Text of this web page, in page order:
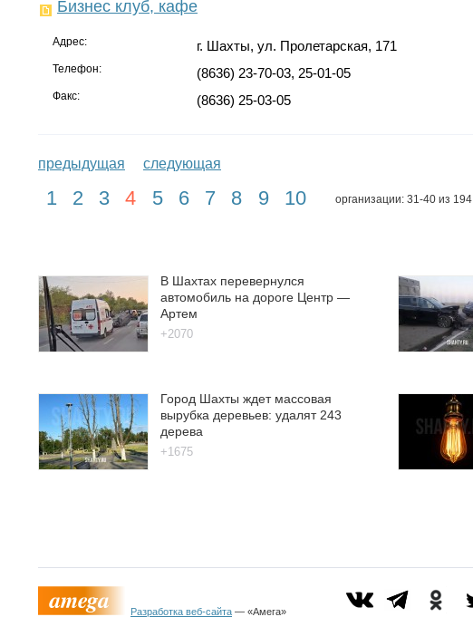
Бизнес клуб, кафе
Адрес: г. Шахты, ул. Пролетарская, 171
Телефон: (8636) 23-70-03, 25-01-05
Факс: (8636) 25-03-05
предыдущая следующая
1 2 3 4 5 6 7 8 9 10 организации: 31-40 из 194
В Шахтах перевернулся
автомобиль на дороге Центр —
Артем
+2070
Город Шахты ждет массовая
вырубка деревьев: удалят 243
дерева
+1675
Разработка веб-сайта — «Амега»